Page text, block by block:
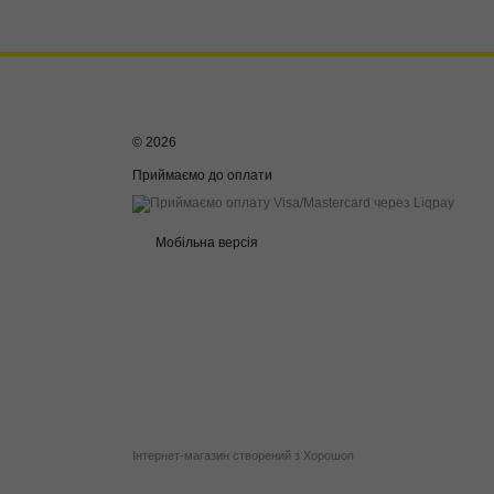
© 2026
Приймаємо до оплати
Мобільна версія
Інтернет-магазин створений з Хорошоп